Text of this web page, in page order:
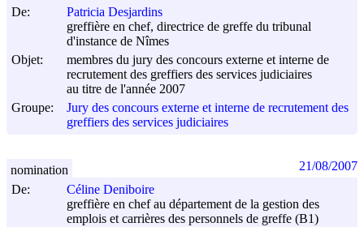
De:
Patricia Desjardins
greffière en chef, directrice de greffe du tribunal
d'instance de Nîmes
Objet:
membres du jury des concours externe et interne de
recrutement des greffiers des services judiciaires
au titre de l'année 2007
Groupe:
Jury des concours externe et interne de recrutement des
greffiers des services judiciaires
De:
Céline Deniboire
greffière en chef au département de la gestion des
emplois et carrières des personnels de greffe (B1)
nomination 21/08/2007